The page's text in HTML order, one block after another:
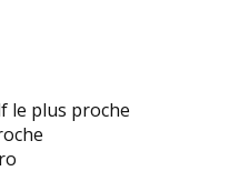
le plus proche